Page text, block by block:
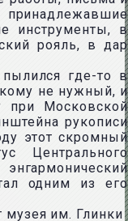
инструменты, в
рояль, в дар
где-то в
не нужный, и
Московской
рукописи
этот скромный
Центрального
одним из его